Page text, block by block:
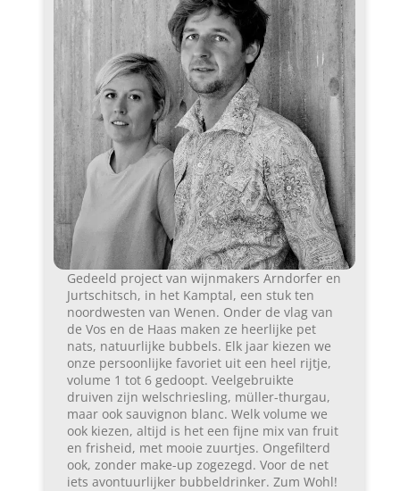
Gedeeld project van wijnmakers Arndorfer en
Jurtschitsch, in het Kamptal, een stuk ten
noordwesten van Wenen. Onder de vlag van
de Vos en de Haas maken ze heerlijke pet
nats, natuurlijke bubbels. Elk jaar kiezen we
onze persoonlijke favoriet uit een heel rijtje,
volume 1 tot 6 gedoopt. Veelgebruikte
druiven zijn welschriesling, müller-thurgau,
maar ook sauvignon blanc. Welk volume we
ook kiezen, altijd is het een fijne mix van fruit
en frisheid, met mooie zuurtjes. Ongefilterd
ook, zonder make-up zogezegd. Voor de net
iets avontuurlijker bubbeldrinker. Zum Wohl!